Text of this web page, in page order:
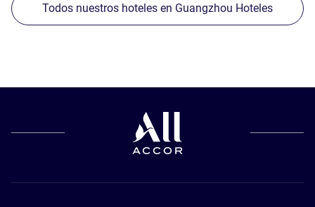
Todos nuestros hoteles en Guangzhou Hoteles